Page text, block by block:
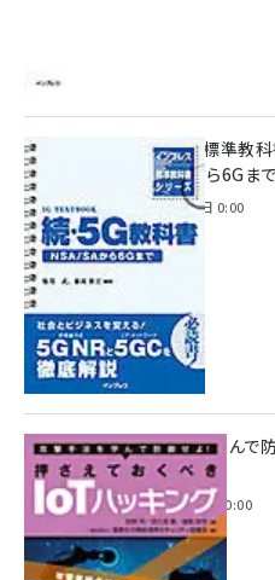
インプレス標準
NSA/SAから6Gまで
2023年4月3日 0:00
攻撃手法を学んで
ハッキング
2022年6月14日 0:00